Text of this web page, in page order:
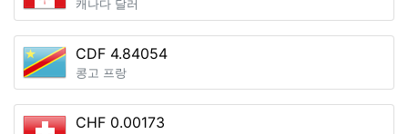
캐나다 달러
CDF 4.84054
콩고 프랑
CHF 0.00173